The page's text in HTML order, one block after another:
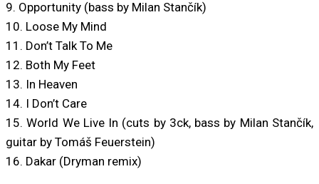
9. Opportunity (bass by Milan Stančík)
10. Loose My Mind
11. Don’t Talk To Me
12. Both My Feet
13. In Heaven
14. I Don’t Care
15. World We Live In (cuts by 3ck, bass by Milan Stančík,
guitar by Tomáš Feuerstein)
16. Dakar (Dryman remix)